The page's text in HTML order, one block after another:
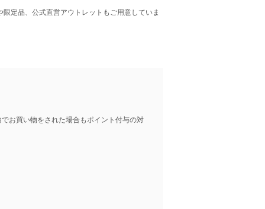
定品、公式直営アウトレットもご用意していま
お買い物をされた場合もポイント付与の対